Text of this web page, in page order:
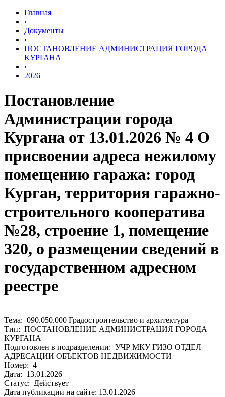
Главная
›
Документы
›
ПОСТАНОВЛЕНИЕ АДМИНИСТРАЦИЯ ГОРОДА
КУРГАНА
›
2026
Постановление
Администрации города
Кургана от 13.01.2026 № 4 О
присвоении адреса нежилому
помещению гаража: город
Курган, территория гаражно-
строительного кооператива
№28, строение 1, помещение
320, о размещении сведений в
государственном адресном
реестре
Тема: 090.050.000 Градостроительство и архитектура
Тип: ПОСТАНОВЛЕНИЕ АДМИНИСТРАЦИЯ ГОРОДА
КУРГАНА
Подготовлен в подразделении: УЧР МКУ ГИЗО ОТДЕЛ
АДРЕСАЦИИ ОБЪЕКТОВ НЕДВИЖИМОСТИ
Номер: 4
Дата: 13.01.2026
Статус: Действует
Дата публикации на сайте: 13.01.2026